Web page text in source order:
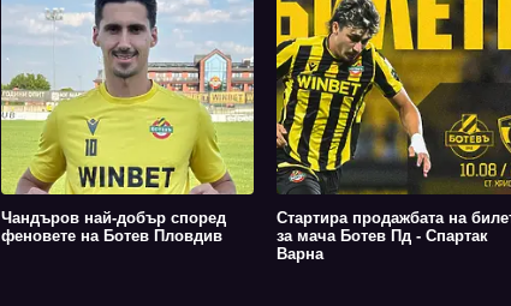
Чандъров най-добър според
феновете на Ботев Пловдив
Стартира продажбата на
за мача Ботев Пд - Спартак
Варна